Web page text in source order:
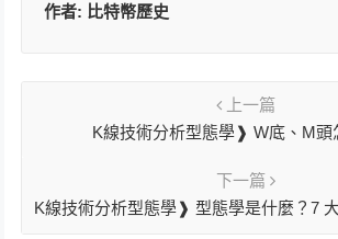
作者: 比特幣歷史
上一篇
K線技術分析型態學❱ W底、M頭
下一篇
K線技術分析型態學❱ 型態學是什麼？7